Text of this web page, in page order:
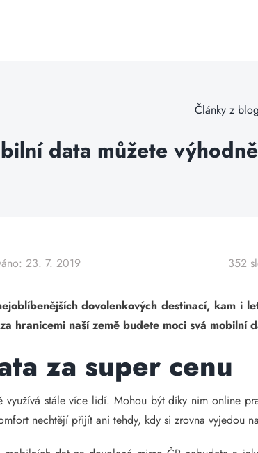
Články z
data můžete
23. 7. 2019 352
dovolenkových destinací, kam
hranicemi naší země budete moci svá mobilní
za super cenu
využívá stále více lidí. Mohou být díky nim online
nechtějí přijít ani tehdy, kdy si zrovna vyjedou